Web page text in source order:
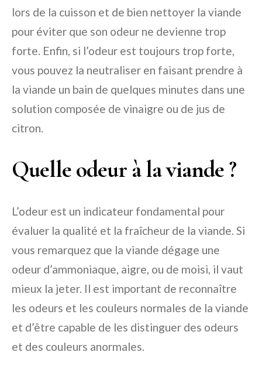
lors de la cuisson et de bien nettoyer la viande
pour éviter que son odeur ne devienne trop
forte. Enfin, si l’odeur est toujours trop forte,
vous pouvez la neutraliser en faisant prendre à
la viande un bain de quelques minutes dans une
solution composée de vinaigre ou de jus de
citron.
Quelle odeur à la viande ?
L’odeur est un indicateur fondamental pour
évaluer la qualité et la fraîcheur de la viande. Si
vous remarquez que la viande dégage une
odeur d’ammoniaque, aigre, ou de moisi, il vaut
mieux la jeter. Il est important de reconnaître
les odeurs et les couleurs normales de la viande
et d’être capable de les distinguer des odeurs
et des couleurs anormales.